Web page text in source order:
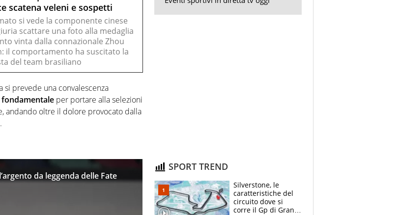
scatena veleni e sospetti
si vede la componente cinese
scattare una foto alla medaglia
vinta dalla connazionale Zhou
il comportamento ha suscitato la
del team brasiliano
prevede una convalescenza
fondamentale per portare alla selezioni
andando oltre il dolore provocato dalla
da leggenda delle Fate
SPORT TREND
Silverstone, le
caratteristiche del
circuito dove si
corre il Gp di Gran